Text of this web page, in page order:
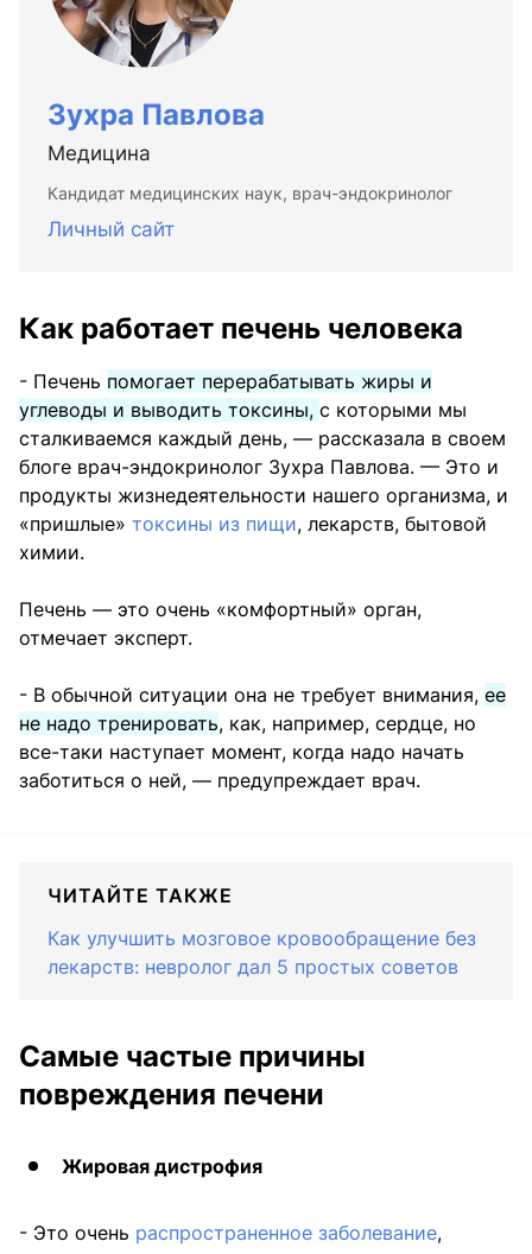
Зухра Павлова
Медицина
Кандидат медицинских наук, врач-эндокринолог
Личный сайт
Как работает печень человека
- Печень помогает перерабатывать жиры и
углеводы и выводить токсины, с которыми мы
сталкиваемся каждый день, — рассказала в своем
блоге врач-эндокринолог Зухра Павлова. — Это и
продукты жизнедеятельности нашего организма, и
«пришлые» токсины из пищи, лекарств, бытовой
химии.
Печень — это очень «комфортный» орган,
отмечает эксперт.
- В обычной ситуации она не требует внимания, ее
не надо тренировать, как, например, сердце, но
все-таки наступает момент, когда надо начать
заботиться о ней, — предупреждает врач.
ЧИТАЙТЕ ТАКЖЕ
Как улучшить мозговое кровообращение без
лекарств: невролог дал 5 простых советов
Самые частые причины
повреждения печени
Жировая дистрофия
- Это очень распространенное заболевание,